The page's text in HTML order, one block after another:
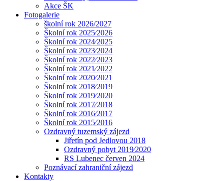
Akce ŠK
Fotogalerie
školní rok 2026/2027
Školní rok 2025⁄2026
Školní rok 2024⁄2025
Školní rok 2023⁄2024
Školní rok 2022⁄2023
Školní rok 2021⁄2022
Školní rok 2020⁄2021
Školní rok 2018⁄2019
Školní rok 2019⁄2020
Školní rok 2017⁄2018
Školní rok 2016⁄2017
Školní rok 2015⁄2016
Ozdravný tuzemský zájezd
Jiřetín pod Jedlovou 2018
Ozdravný pobyt 2019⁄2020
RS Lubenec červen 2024
Poznávací zahraniční zájezd
Kontakty